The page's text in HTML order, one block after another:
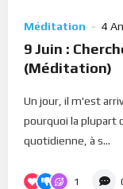
Méditation 4
9 Juin :
(Méditation)
Un jour, il m'est
pourquoi la plupart
quotidienne, à s...
1